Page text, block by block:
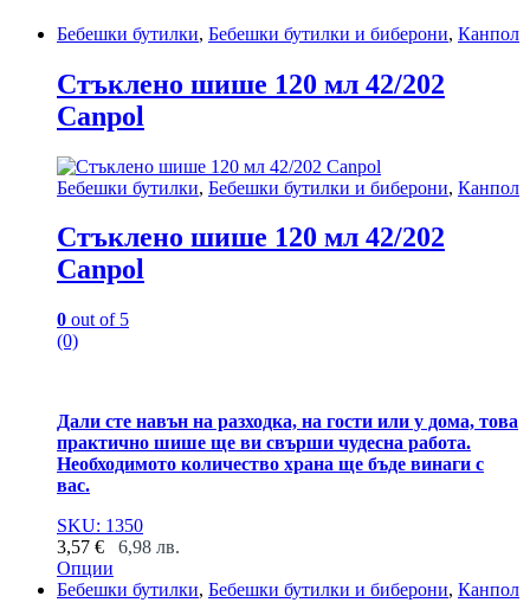
Бебешки бутилки, Бебешки бутилки и биберони, Канпол
Стъклено шише 120 мл 42/202
Canpol
Бебешки бутилки, Бебешки бутилки и биберони, Канпол
Стъклено шише 120 мл 42/202
Canpol
0 out of 5
(0)
Дали сте навън на разходка, на гости или у дома, това
практично шише ще ви свърши чудесна работа.
Необходимото количество храна ще бъде винаги с
вас.
SKU: 1350
3,57 € 6,98 лв.
Опции
This
Бебешки бутилки, Бебешки бутилки и биберони, Канпол